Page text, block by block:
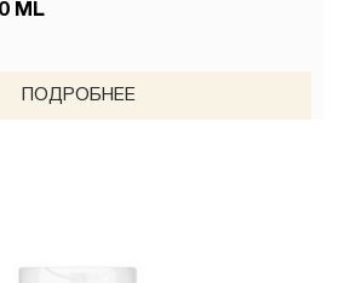
ML
ПОДРОБНЕЕ